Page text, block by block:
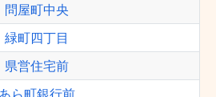
問屋町中央
緑町四丁目
県営住宅前
あら町銀行前